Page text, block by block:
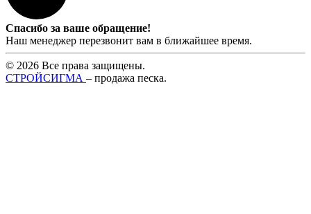
Спасибо за ваше обращение!
Наш менеджер перезвонит вам в ближайшее время.
© 2026 Все права защищены.
СТРОЙСИГМА – продажа песка.